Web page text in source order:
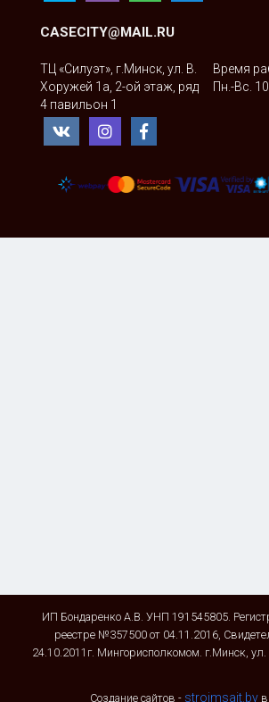
CASECITY@MAIL.RU
ТЦ «Силуэт», г.Минск, ул. В.
Хоружей 1а, 2-ой этаж, ряд
4 павильон 1
Время
Пн.-Вс.
ИП Бондаренко А.В. УНП 191545805.
реестре №357500 от 04.11.2016,
24.10.2011г. Мингорисполкомом. г.Минск,
Создание сайтов - stroimsait.byв